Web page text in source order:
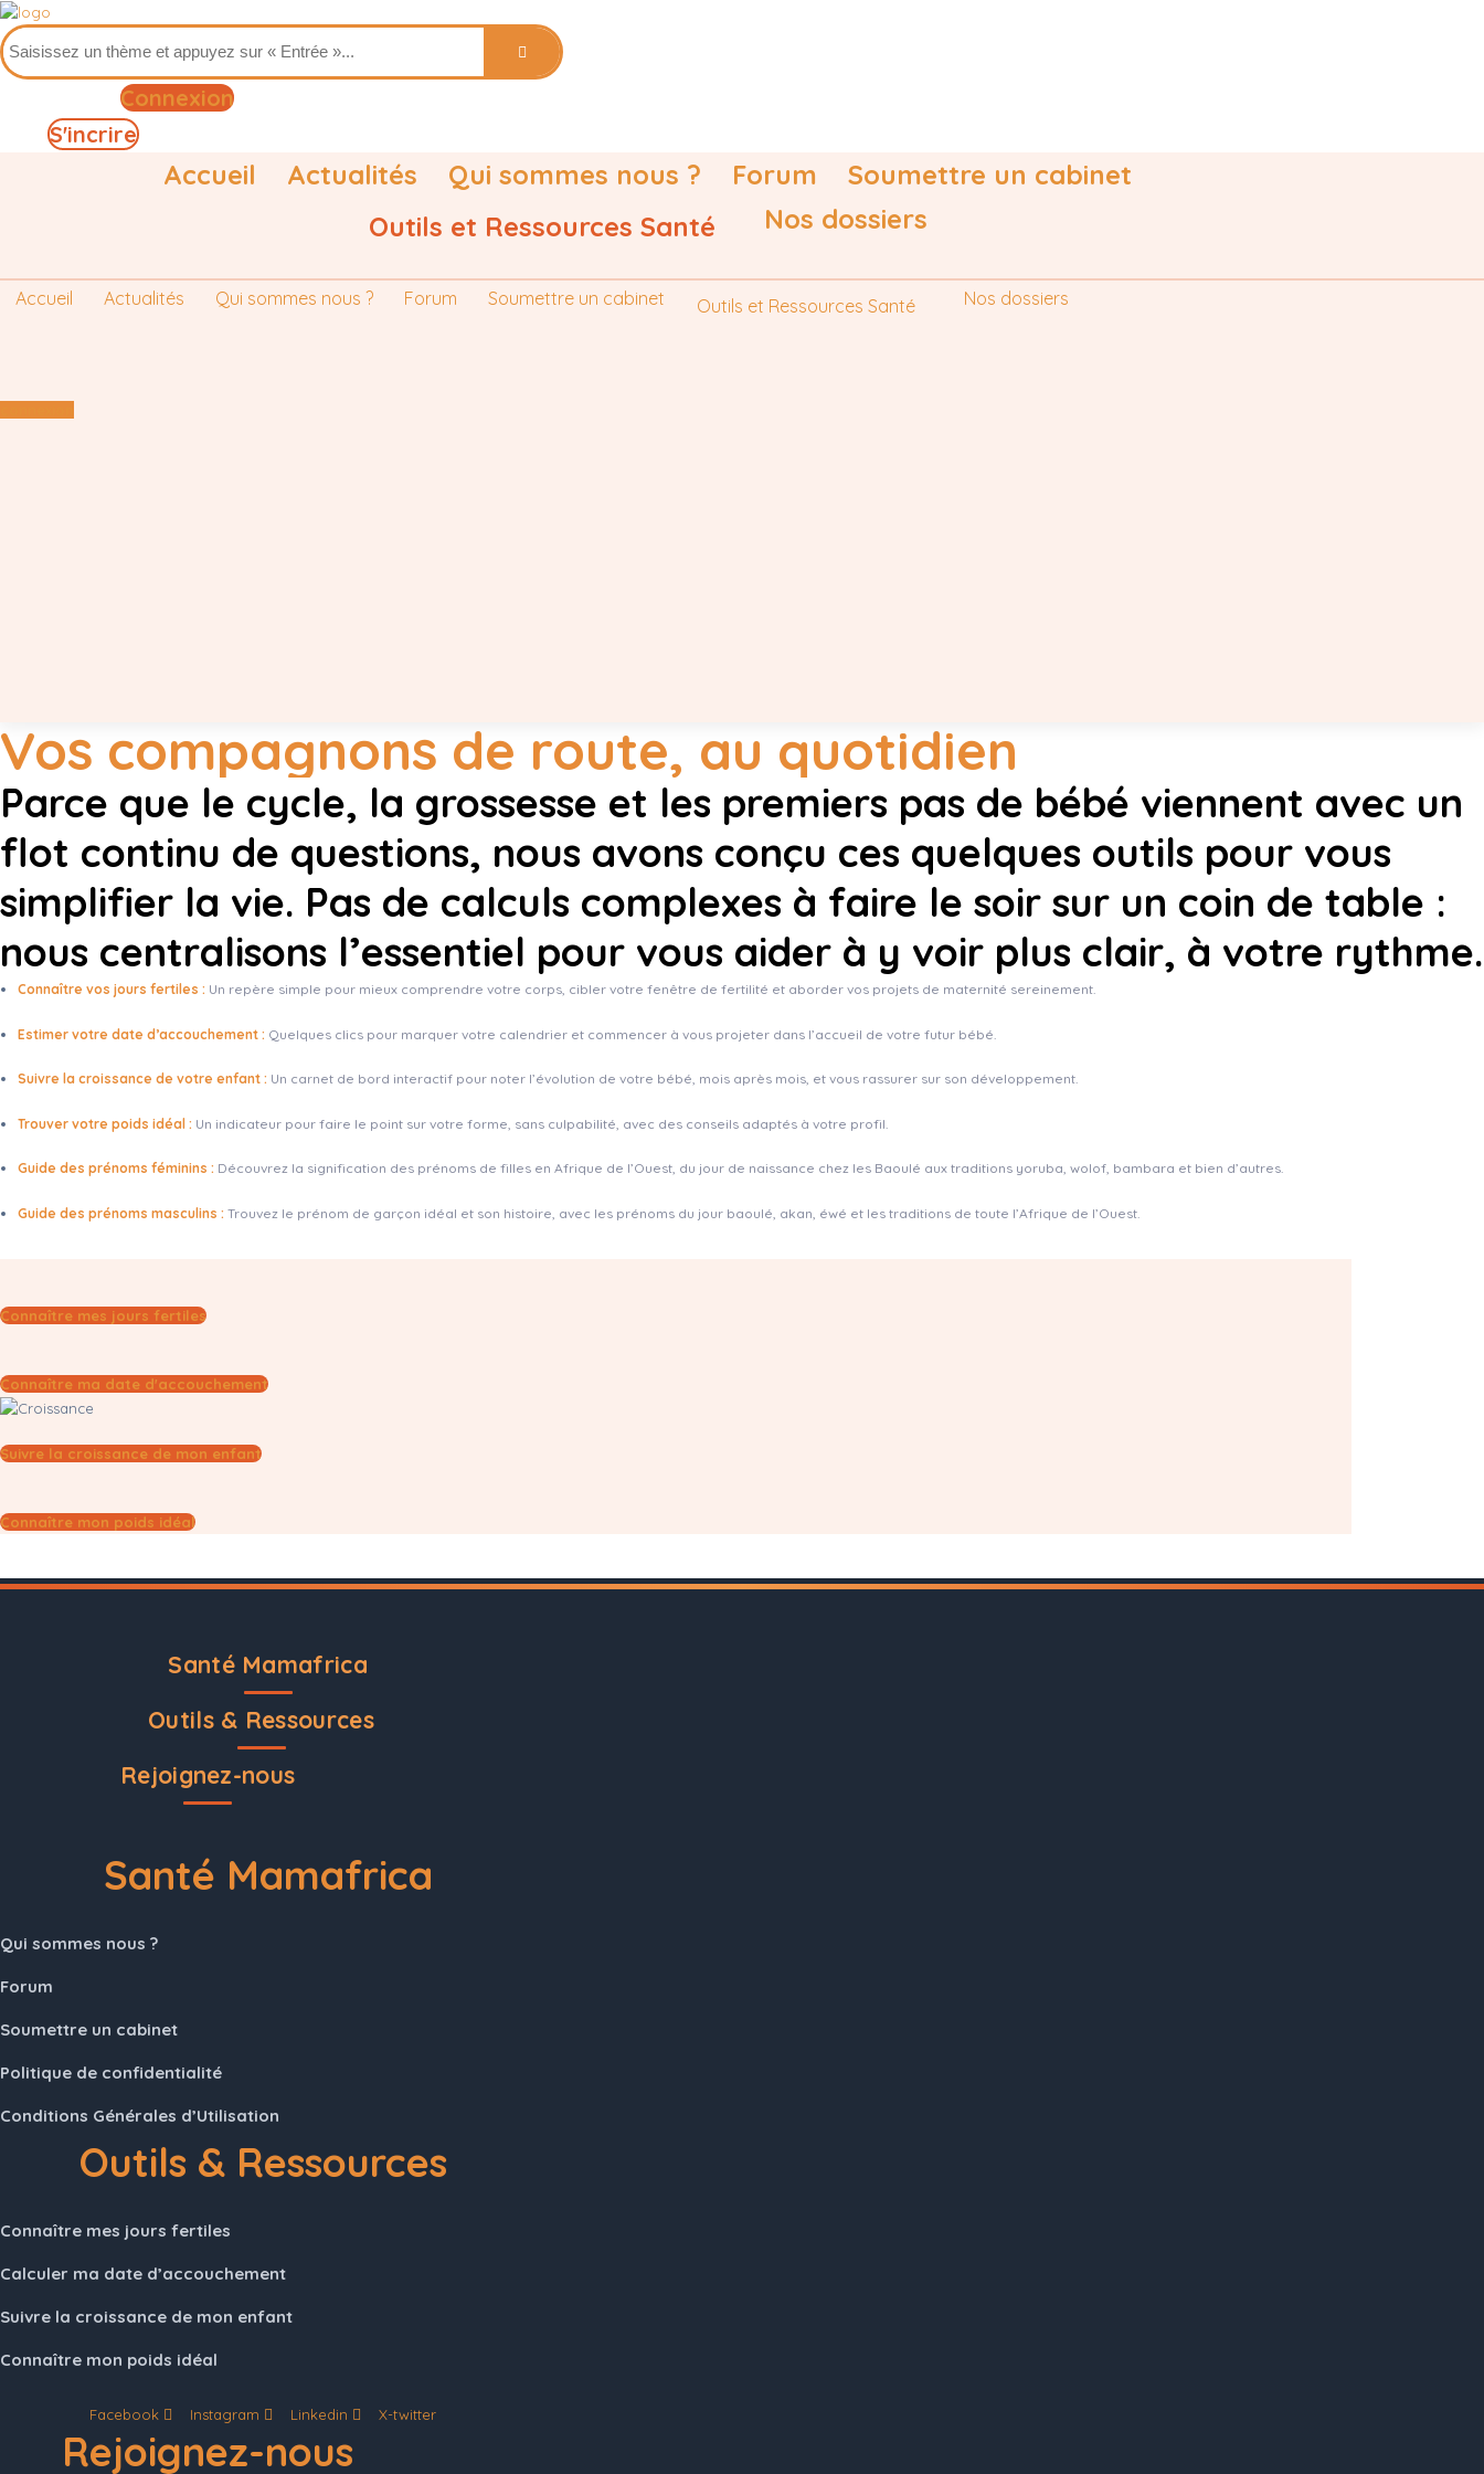
Connexion
S'incrire
Accueil Actualités Qui sommes nous ? Forum
Soumettre un cabinet
Outils et Ressources Santé
Nos dossiers
Accueil Actualités Qui sommes nous ? Forum Soumettre un cabinet Outils et Ressources Santé Nos dossiers
Vos compagnons de route, au quotidien
Parce que le cycle, la grossesse et les premiers pas de bébé viennent avec un
flot continu de questions, nous avons conçu ces quelques outils pour vous
simplifier la vie. Pas de calculs complexes à faire le soir sur un coin de table :
nous centralisons l’essentiel pour vous aider à y voir plus clair, à votre rythme.
Connaître vos jours fertiles : Un repère simple pour mieux comprendre votre corps, cibler votre fenêtre de fertilité et aborder vos projets de maternité sereinement.
Estimer votre date d’accouchement : Quelques clics pour marquer votre calendrier et commencer à vous projeter dans l’accueil de votre futur bébé.
Suivre la croissance de votre enfant : Un carnet de bord interactif pour noter l’évolution de votre bébé, mois après mois, et vous rassurer sur son développement.
Trouver votre poids idéal : Un indicateur pour faire le point sur votre forme, sans culpabilité, avec des conseils adaptés à votre profil.
Guide des prénoms féminins : Découvrez la signification des prénoms de filles en Afrique de l’Ouest, du jour de naissance chez les Baoulé aux traditions yoruba, wolof, bambara et bien d’autres.
Guide des prénoms masculins : Trouvez le prénom de garçon idéal et son histoire, avec les prénoms du jour baoulé, akan, éwé et les traditions de toute l’Afrique de l’Ouest.
Connaître mes jours fertiles
Connaître ma date d'accouchement
Suivre la croissance de mon enfant
Connaître mon poids idéal
Santé Mamafrica
Outils & Ressources
Rejoignez-nous
Santé Mamafrica
Qui sommes nous ?
Forum
Soumettre un cabinet
Politique de confidentialité
Conditions Générales d’Utilisation
Outils & Ressources
Connaître mes jours fertiles
Calculer ma date d’accouchement
Suivre la croissance de mon enfant
Connaître mon poids idéal
Facebook Instagram Linkedin X-twitter
Rejoignez-nous